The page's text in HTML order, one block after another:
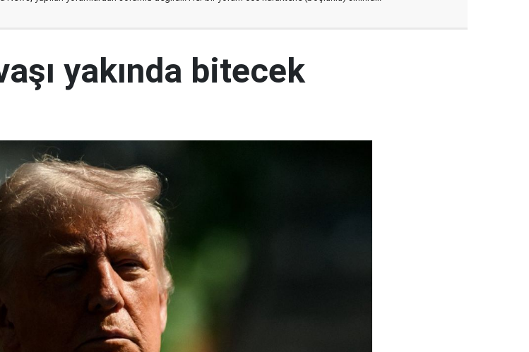
yakında bitecek